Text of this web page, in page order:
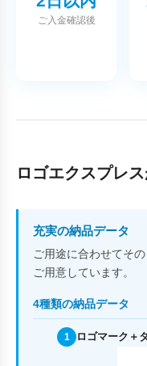
ご入金確認後
ロゴエクスプレ
充実の納品データ
ご用途に合わせてそ
ご用意しています。
4種類の納品データ
1 ロゴマーク＋